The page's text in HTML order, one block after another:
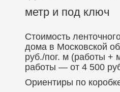
метр и под ключ
Стоимость
дома в Московской
руб./пог. м (работы +
работы — от 4 500
Ориентиры по